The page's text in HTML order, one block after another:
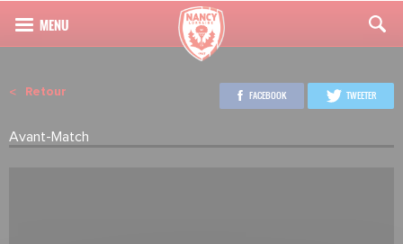
Retour
Avant-Match
FACEBOOK TWEETER